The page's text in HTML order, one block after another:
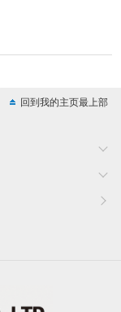
回到我的主页最上部